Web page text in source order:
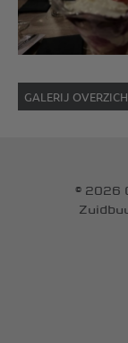
GALERIJ
© 2026